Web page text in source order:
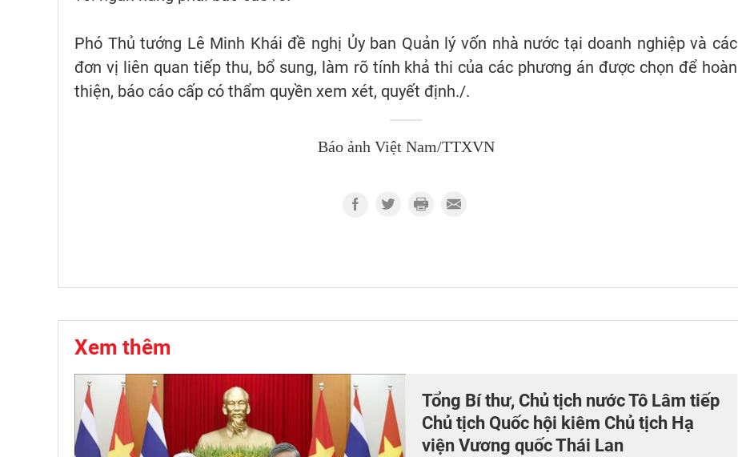
Phó Thủ tướng Lê Minh Khái đề nghị Ủy ban Quản lý vốn nhà nước tại doanh nghiệp và các
đơn vị liên quan tiếp thu, bổ sung, làm rõ tính khả thi của các phương án được chọn để hoàn
thiện, báo cáo cấp có thẩm quyền xem xét, quyết định./.
Báo ảnh Việt Nam/TTXVN
Xem thêm
Tổng Bí thư, Chủ tịch nước Tô Lâm tiếp
Chủ tịch Quốc hội kiêm Chủ tịch Hạ
viện Vương quốc Thái Lan